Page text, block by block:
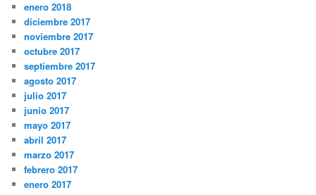
enero 2018
diciembre 2017
noviembre 2017
octubre 2017
septiembre 2017
agosto 2017
julio 2017
junio 2017
mayo 2017
abril 2017
marzo 2017
febrero 2017
enero 2017